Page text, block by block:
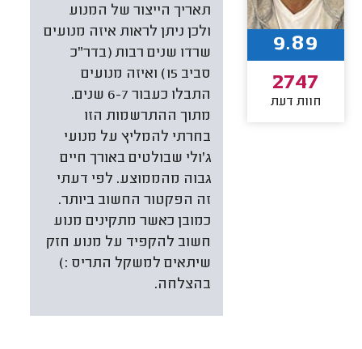
תאריך הייצור של המנוע
ולכן ניתן לראות איזה מנועים
שרדו שנים רבות (בדר"כ
סביב 15) ואיזה מנועים
התבלו כעבור 6-7 שנים.
מתוך ההתרשמות הזו
בחרתי להמליץ על מנועי
ג'ולי שבולטים באורך חיים
גבוה מהממוצע. לפי דעתי
זה הפקטור החשוב ביותר.
כמובן כאשר מתקינים מנוע
חשוב להקפיד על מנוע חזק
שיתאים למשקל התריס :)
בהצלחה.
9.89
2747
חוות דעת